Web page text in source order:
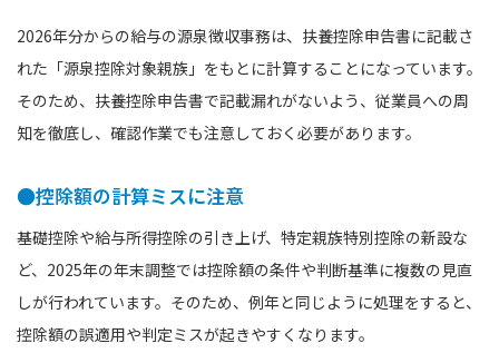
2026年分からの給与の源泉徴収事務は、扶養控除申告書に記載さ
れた「源泉控除対象親族」をもとに計算することになっています。
そのため、扶養控除申告書で記載漏れがないよう、従業員への周
知を徹底し、確認作業でも注意しておく必要があります。
●控除額の計算ミスに注意
基礎控除や給与所得控除の引き上げ、特定親族特別控除の新設な
ど、2025年の年末調整では控除額の条件や判断基準に複数の見直
しが行われています。そのため、例年と同じように処理をすると、
控除額の誤適用や判定ミスが起きやすくなります。